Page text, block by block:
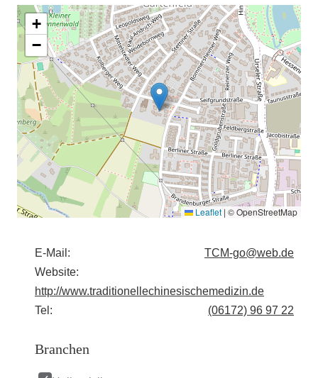
+
−
Leaflet | © OpenStreetMap
E-Mail:
TCM-go@web.de
Website:
http://www.traditionellechinesischemedizin.de
Tel:
(06172) 96 97 22
Branchen